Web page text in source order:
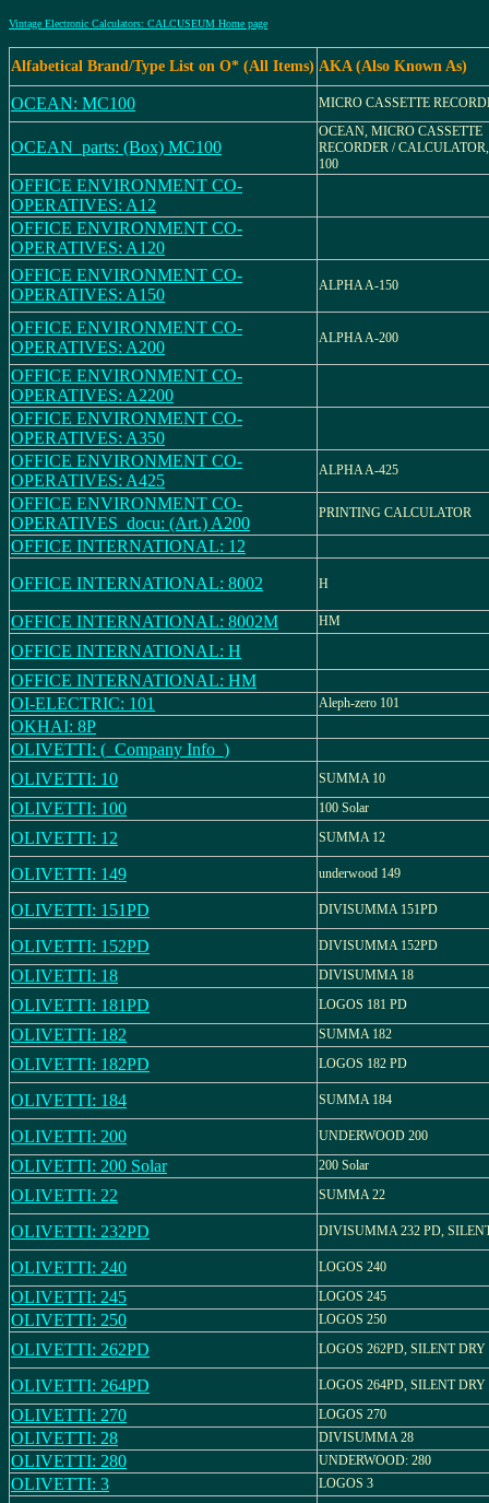
Vintage Electronic Calculators: CALCUSEUM Home page
Alfabetical Brand/Type List on O* (All Items) AKA (Also Known As)
OCEAN: MC100 MICRO CASSETTE
OCEAN_parts: (Box) MC100
OCEAN, MICRO CASSETTE
RECORDER /
100
OFFICE ENVIRONMENT CO-
OPERATIVES: A12
OFFICE ENVIRONMENT CO-
OPERATIVES: A120
OFFICE ENVIRONMENT CO-
OPERATIVES: A150
ALPHA A-150
OFFICE ENVIRONMENT CO-
OPERATIVES: A200
ALPHA A-200
OFFICE ENVIRONMENT CO-
OPERATIVES: A2200
OFFICE ENVIRONMENT CO-
OPERATIVES: A350
OFFICE ENVIRONMENT CO-
OPERATIVES: A425
ALPHA A-425
OFFICE ENVIRONMENT CO-
OPERATIVES_docu: (Art.) A200
PRINTING CALCULATOR
OFFICE INTERNATIONAL: 12
OFFICE INTERNATIONAL: 8002
H
OFFICE INTERNATIONAL: 8002M HM
OFFICE INTERNATIONAL: H
OFFICE INTERNATIONAL: HM
OI-ELECTRIC: 101
Aleph-zero 101
OKHAI: 8P
OLIVETTI: (_Company Info_)
OLIVETTI: 10
SUMMA 10
OLIVETTI: 100 100 Solar
OLIVETTI: 12 SUMMA 12
OLIVETTI: 149 underwood 149
OLIVETTI: 151PD DIVISUMMA 151PD
OLIVETTI: 152PD DIVISUMMA 152PD
OLIVETTI: 18 DIVISUMMA 18
OLIVETTI: 181PD LOGOS 181 PD
OLIVETTI: 182 SUMMA 182
OLIVETTI: 182PD LOGOS 182 PD
OLIVETTI: 184 SUMMA 184
OLIVETTI: 200 UNDERWOOD 200
OLIVETTI: 200 Solar 200 Solar
OLIVETTI: 22 SUMMA 22
OLIVETTI: 232PD DIVISUMMA 232 PD,
OLIVETTI: 240 LOGOS 240
OLIVETTI: 245 LOGOS 245
OLIVETTI: 250 LOGOS 250
OLIVETTI: 262PD LOGOS 262PD, SILENT DRY
OLIVETTI: 264PD LOGOS 264PD, SILENT DRY
OLIVETTI: 270 LOGOS 270
OLIVETTI: 28 DIVISUMMA 28
OLIVETTI: 280 UNDERWOOD: 280
OLIVETTI: 3 LOGOS 3